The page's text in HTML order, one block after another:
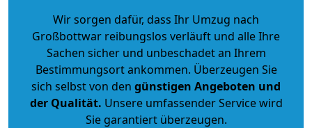
Wir sorgen dafür, dass Ihr Umzug nach
Großbottwar reibungslos verläuft und alle Ihre
Sachen sicher und unbeschadet an Ihrem
Bestimmungsort ankommen. Überzeugen Sie
sich selbst von den günstigen Angeboten und
der Qualität. Unsere umfassender Service wird
Sie garantiert überzeugen.